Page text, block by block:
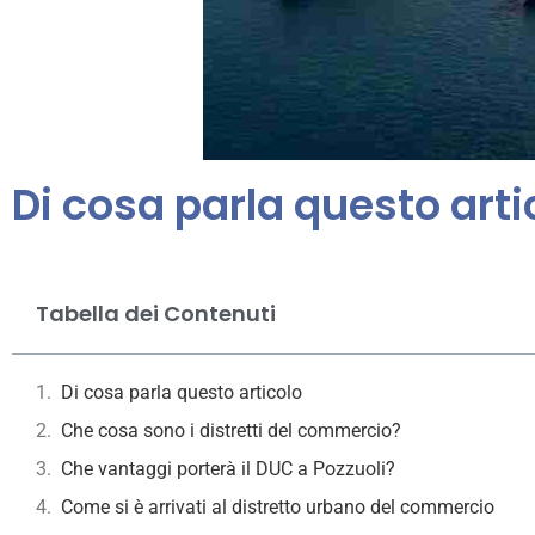
Di cosa parla questo
Tabella dei Contenuti
Di cosa parla questo articolo
Che cosa sono i distretti del commercio?
Che vantaggi porterà il DUC a Pozzuoli?
Come si è arrivati al distretto urbano del commercio